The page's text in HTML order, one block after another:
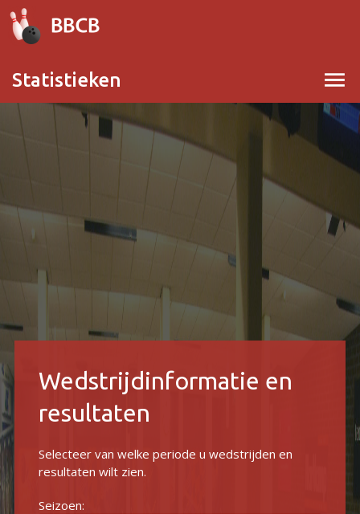
Statistieken menu
Wedstrijdinformatie en
resultaten
Selecteer van welke periode u wedstrijden en
resultaten wilt zien.
Seizoen: